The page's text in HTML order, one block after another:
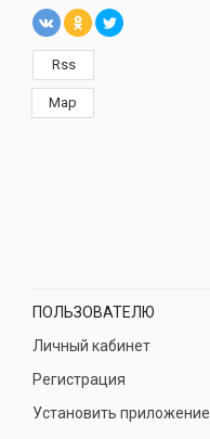
Rss
Map
ПОЛЬЗОВАТЕЛЮ
Личный кабинет
Регистрация
Установить приложение